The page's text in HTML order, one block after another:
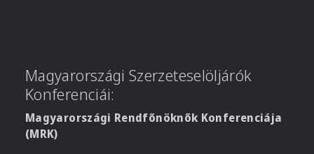
Magyarországi Szerzeteselöljárók
Konferenciái:
Magyarországi Rendfőnöknők Konferenciája
(MRK)